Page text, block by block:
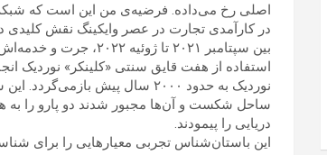
اصلی رخ می‌داده. فرضیه‌ی من این است که
در کارآمدی تجارت در عصر وایکینگ نقش کلیدی
استفاده از هفت قایق سنتی «کلینکر» نوردیک
دریایی را پیمودند.
این باستان‌شناس تجربی معیارهایی را برای